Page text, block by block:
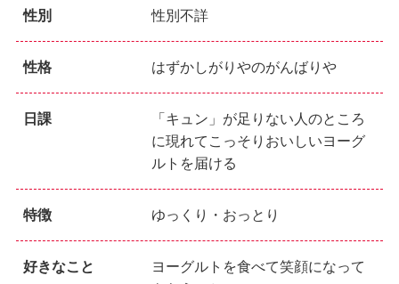
性別 性別不詳
性格 はずかしがりやのがんばりや
日課
「キュン」が足りない人のところ
に現れてこっそりおいしいヨーグ
ルトを届ける
特徴 ゆっくり・おっとり
好きなこと
ヨーグルトを食べて笑顔になって